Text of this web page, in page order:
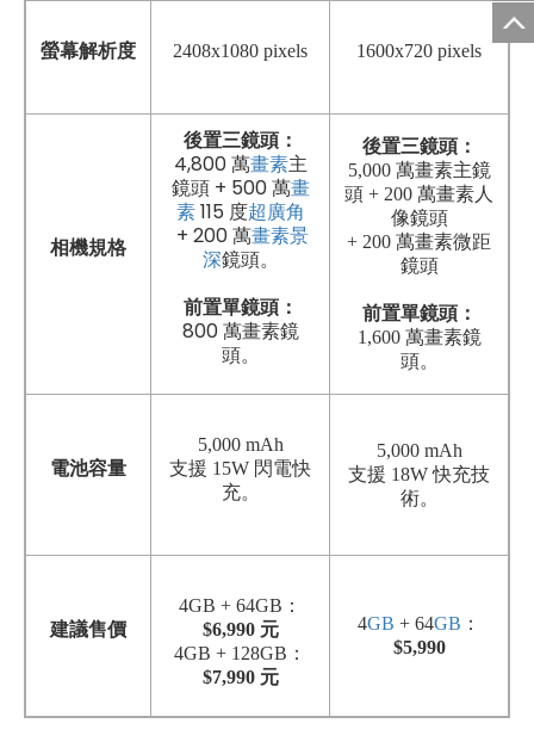
螢幕解析度 2408x1080 pixels 1600x720 pixels
相機規格
後置三鏡頭：
4,800 萬畫素主
鏡頭 + 500 萬畫
素115 度超廣角
+ 200 萬畫素景
深鏡頭。
前置單鏡頭：
800 萬畫素鏡
頭。
後置三鏡頭：
5,000 萬畫素主鏡
頭 + 200 萬畫素人
像鏡頭
+ 200 萬畫素微距
鏡頭
前置單鏡頭：
1,600萬畫素鏡
頭。
電池容量
5,000 mAh
支援 15W 閃電快
充。
5,000 mAh
支援 18W 快充技
術。
建議售價
4GB + 64GB：
$6,990 元
4GB + 128GB：
$7,990 元
4GB + 64GB ：
$5,990